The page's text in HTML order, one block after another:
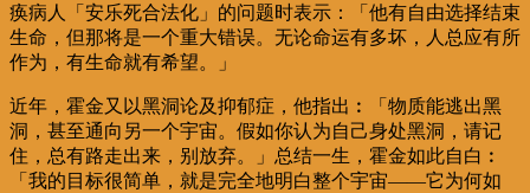
痪病人「安乐死合法化」的问题时表示：「他有自由选择结束
生命，但那将是一个重大错误。无论命运有多坏，人总应有所
作为，有生命就有希望。」
近年，霍金又以黑洞论及抑郁症，他指出︰「物质能逃出黑
洞，甚至通向另一个宇宙。假如你认为自己身处黑洞，请记
住，总有路走出来，别放弃。」总结一生，霍金如此自白︰
「我的目标很简单，就是完全地明白整个宇宙——它为何如